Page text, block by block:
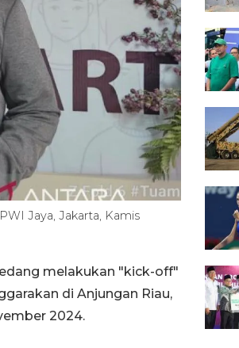
Jaya, Jakarta, Kamis
melakukan "kick-off"
di Anjungan Riau,
2024.